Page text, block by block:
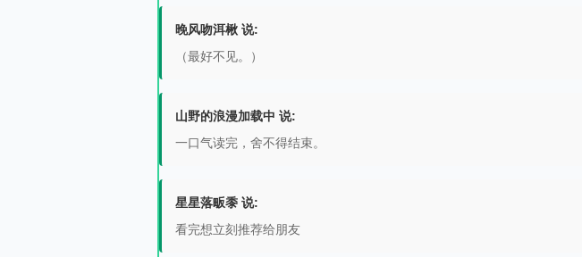
晚风吻洱楸 说:
（最好不见。）
山野的浪漫加载中 说:
一口气读完，舍不得结束。
星星落畈黍 说:
看完想立刻推荐给朋友